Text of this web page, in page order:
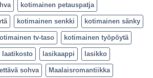
kotimainen petauspatja
kotimainen senkki kotimainen sänky
tv-taso kotimainen työpöytä
laatikosto lasikaappi lasikko
sohva Maalaisromantiikka